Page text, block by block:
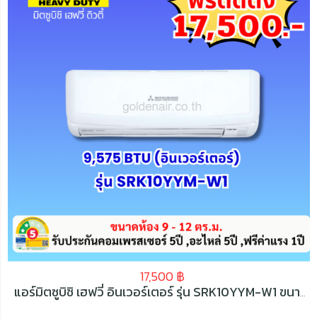
17,500 ฿
แอร์มิตซูบิชิ เฮฟวี่ อินเวอร์เตอร์ รุ่น SRK10YYM-W1 ขนาด 9575 BTU